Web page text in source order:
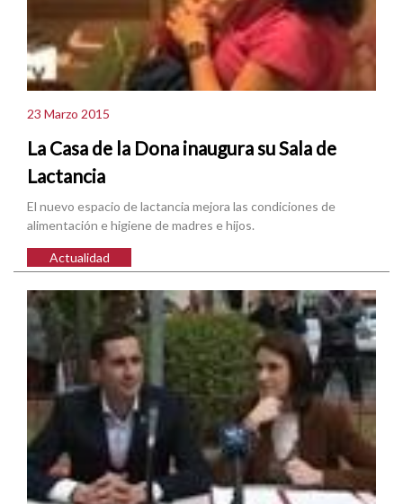
23 Marzo 2015
La Casa de la Dona inaugura su Sala de
Lactancia
El nuevo espacio de lactancia mejora las condiciones de
alimentación e higiene de madres e hijos.
Actualidad